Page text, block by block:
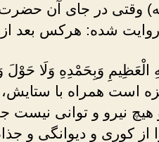
وقتی در جای آن حضرت
شده: هرکس بعد از
الْعَظِيمِ وَبِحَمْدِهِ وَلَا حَوْلَ
است همراه با
نیرو و توانی نیست
از کوری و دیوانگی و